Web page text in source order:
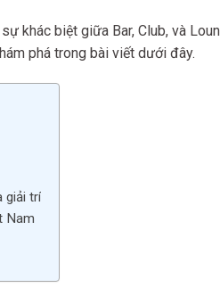
khác biệt giữa Bar, Club, và
phá trong bài viết dưới đây.
giải trí
Nam